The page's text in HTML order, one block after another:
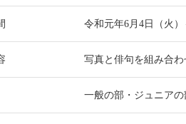
令和元年6月4日（火
写真と俳句を組み合
一般の部・ジュニア